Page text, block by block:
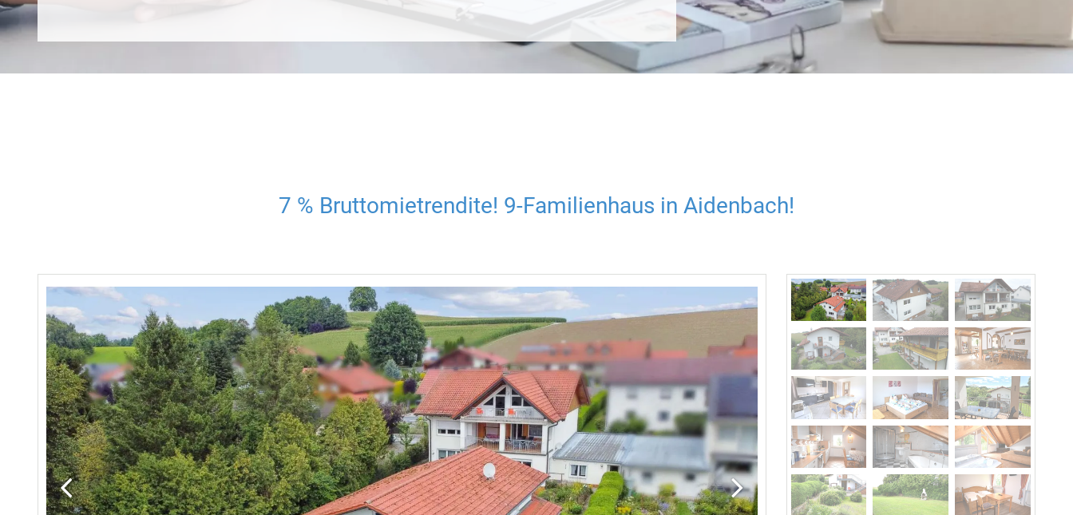
7 % Bruttomietrendite! 9-Familienhaus in Aidenbach!